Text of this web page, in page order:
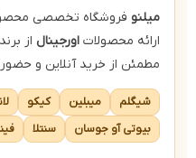
میلنو فروشگاه تخصصی
ارائه محصولات اورجینال از
مطمئن از خرید آنلاین و
شیگلم میبلین کیکو
بیوتی آو جوسان
سنتلا